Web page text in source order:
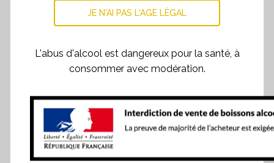
Château Fonroque 2022
312,00
JE N'AI PAS L'AGE LÉGAL
L'abus d'alcool est dangereux pour la santé, à
consommer avec modération.